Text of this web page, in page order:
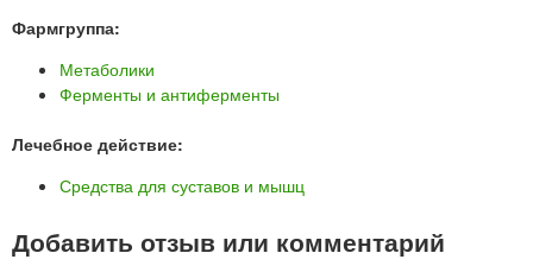
Фармгруппа:
Метаболики
Ферменты и антиферменты
Лечебное действие:
Средства для суставов и мышц
Добавить отзыв или комментарий